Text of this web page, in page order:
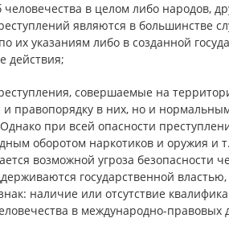
в целом либо народов,
являются в большинстве
их указаниям либо в созданной
действия;
совершаемые на
правопорядку в них, но и
при всей опасности
оборотом наркотиков и оружия и
возможной угроза безопасности
государственной
наличие или отсутствие
в международно-правовых